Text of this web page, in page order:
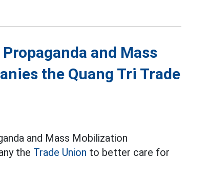
and Mass
the Quang Tri Trade
and Mass Mobilization
the Trade Union to better care for